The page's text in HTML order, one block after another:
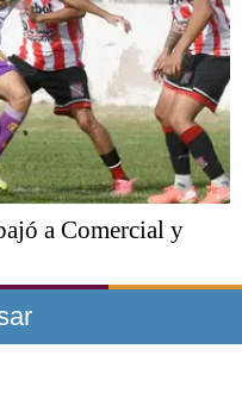
a Comercial y